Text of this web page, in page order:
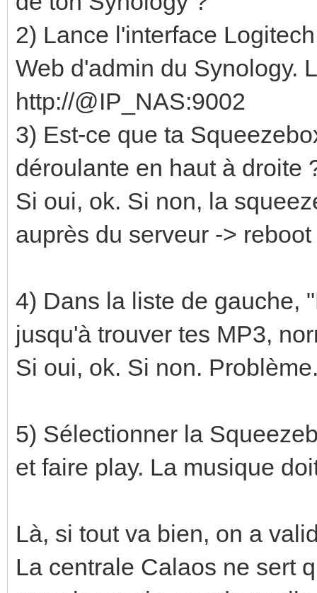
2) Lance l'interface
Web d'admin du Synology.
http://@IP_NAS:9002
3) Est-ce que ta
déroulante en haut à droite
Si oui, ok. Si non, la
auprès du serveur ->
4) Dans la liste de gauche,
jusqu'à trouver tes MP3,
Si oui, ok. Si non.
5) Sélectionner la
et faire play. La musique
Là, si tout va bien, on a
La centrale Calaos ne sert